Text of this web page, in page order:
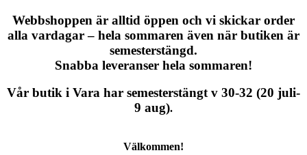
Webbshoppen är alltid öppen och vi skickar order
alla vardagar – hela sommaren även när butiken är
semesterstängd.
Snabba leveranser hela sommaren!
Vår butik i Vara har semesterstängt v 30-32 (20 juli-
9 aug).
Välkommen!